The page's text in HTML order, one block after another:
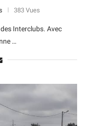
383 Vues
Interclubs. Avec
…